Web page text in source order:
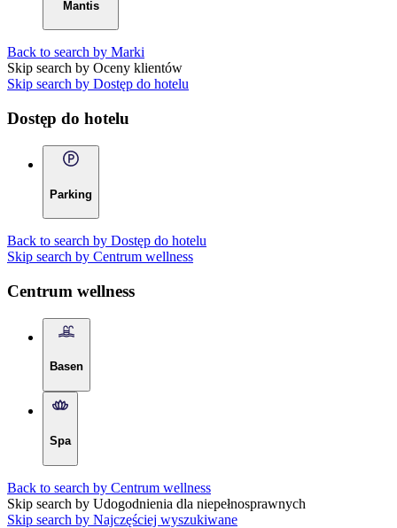
Mantis
Back to search by Marki
Skip search by Oceny klientów
Skip search by Dostęp do hotelu
Dostęp do hotelu
Parking
Back to search by Dostęp do hotelu
Skip search by Centrum wellness
Centrum wellness
Basen
Spa
Back to search by Centrum wellness
Skip search by Udogodnienia dla niepełnosprawnych
Skip search by Najczęściej wyszukiwane